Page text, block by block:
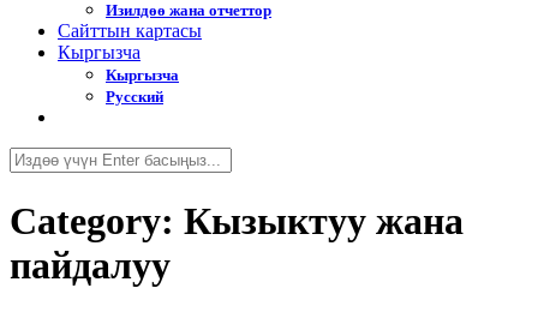
Изилдөө жана отчеттор
Cайттын картасы
Кыргызча
Кыргызча
Русский
Category: Кызыктуу жана
пайдалуу